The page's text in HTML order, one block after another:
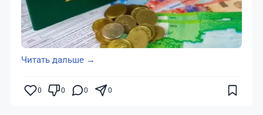
Читать дальше →
0 0 0 0